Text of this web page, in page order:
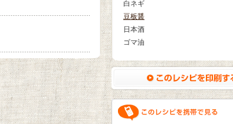
白ネギ
豆板醤
日本酒
ゴマ油